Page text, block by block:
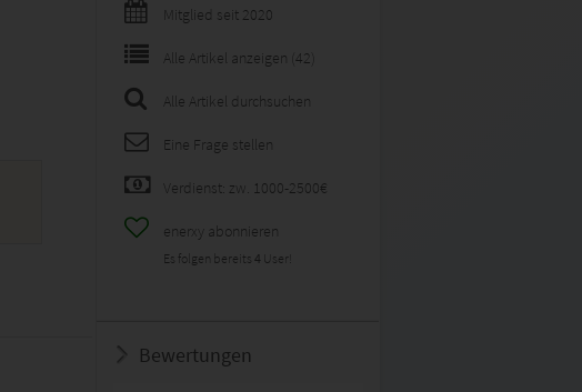
Mitglied seit 2020
Alle Artikel anzeigen (42)
Alle Artikel durchsuchen
Eine Frage stellen
Verdienst: zw. 1000-2500€
enerxy abonnieren
Es folgen bereits 4 User!
Bewertungen